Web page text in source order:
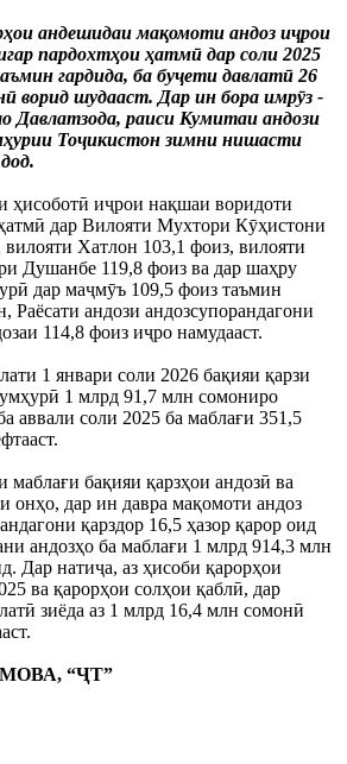
андешидаи мақомоти андоз иҷрои
пардохтҳои ҳатмӣ дар соли 2025
гардида, ба буҷети давлатӣ 26
ворид шудааст. Дар ин бора имрӯз -
Давлатзода, раиси Кумитаи андози
Тоҷикистон зимни нишасти
ҳисоботӣ иҷрои нақшаи воридоти
дар Вилояти Мухтори Кӯҳистони
Хатлон 103,1 фоиз, вилояти
Душанбе 119,8 фоиз ва дар шаҳру
дар маҷмӯъ 109,5 фоиз таъмин
Раёсати андози андозсупорандагони
114,8 фоиз иҷро намудааст.
1 январи соли 2026 бақияи қарзи
1 млрд 91,7 млн сомониро
аввали соли 2025 ба маблағи 351,5
маблағи бақияи қарзҳои андозӣ ва
онҳо, дар ин давра мақомоти андоз
қарздор 16,5 ҳазор қарор оид
андозҳо ба маблағи 1 млрд 914,3 млн
Дар натиҷа, аз ҳисоби қарорҳои
ва қарорҳои солҳои қаблӣ, дар
зиёда аз 1 млрд 16,4 млн сомонӣ
“ҶТ”